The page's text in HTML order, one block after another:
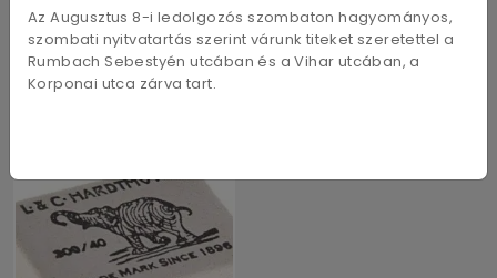
Az Augusztus 8-i ledolgozós szombaton hagyományos,
szombati nyitvatartás szerint várunk titeket szeretettel a
Rumbach Sebestyén utcában és a Vihar utcában, a
Korponai utca zárva tart.
Artist 12 db-os színesceuza
készlet
Koh-i-noor grafitceruza